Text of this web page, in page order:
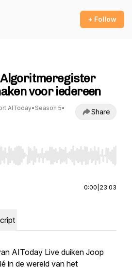
+ Follow
Algoritmeregister
voor iedereen
AIToday• Season 5•
Share
to seek, Home/End to jump to
0:00 23:03
AIToday Live duiken Joop
in de wereld van het